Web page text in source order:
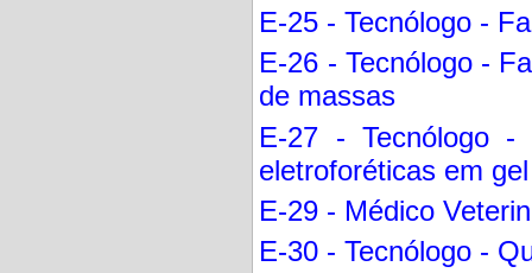
E-25 - Tecnólogo -
E-26 - Tecnólogo -
de massas
E-27 - Tecnólogo -
eletroforéticas em gel
E-29 - Médico
E-30 - Tecnólogo -